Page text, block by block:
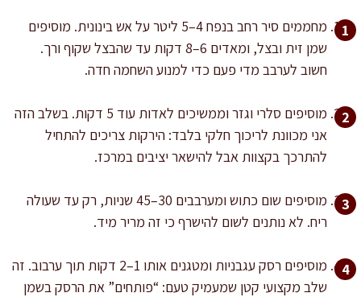
מחממים סיר רחב בנפח 4–5 ליטר על אש בינונית. מוסיפים
שמן זית ובצל, ומאדים 6–8 דקות עד שהבצל שקוף ורך.
חשוב לערבב מדי פעם כדי למנוע השחמה חדה.
מוסיפים סלרי וגזר וממשיכים לאדות עוד 5 דקות. בשלב הזה
אני מכוונת לריכוך חלקי בלבד: הירקות צריכים להתחיל
להתרכך בקצוות אבל להישאר יציבים במרכז.
מוסיפים שום כתוש ומערבבים 30–45 שניות, רק עד שעולה
ריח. לא נותנים לשום להישרף כי זה מריר מיד.
מוסיפים רסק עגבניות ומטגנים אותו 1–2 דקות תוך ערבוב. זה
שלב מקצועי קטן שמעמיק טעם: “פותחים” את הרסק בשמן